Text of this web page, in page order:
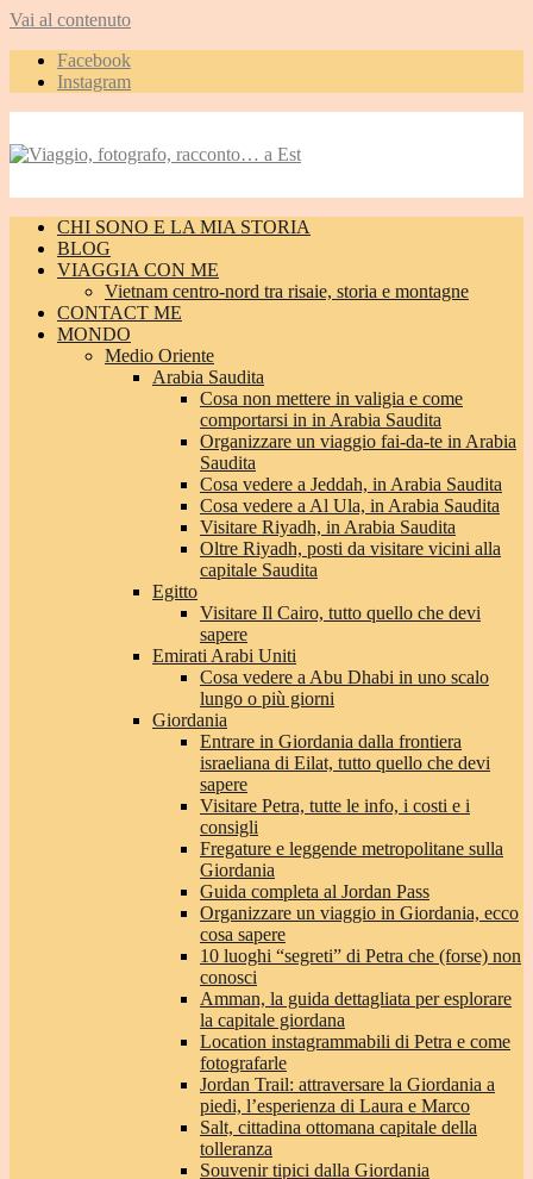
Vai al contenuto
Facebook
Instagram
CHI SONO E LA MIA STORIA
BLOG
VIAGGIA CON ME
Vietnam centro-nord tra risaie, storia e montagne
CONTACT ME
MONDO
Medio Oriente
Arabia Saudita
Cosa non mettere in valigia e come
comportarsi in in Arabia Saudita
Organizzare un viaggio fai-da-te in Arabia
Saudita
Cosa vedere a Jeddah, in Arabia Saudita
Cosa vedere a Al Ula, in Arabia Saudita
Visitare Riyadh, in Arabia Saudita
Oltre Riyadh, posti da visitare vicini alla
capitale Saudita
Egitto
Visitare Il Cairo, tutto quello che devi
sapere
Emirati Arabi Uniti
Cosa vedere a Abu Dhabi in uno scalo
lungo o più giorni
Giordania
Entrare in Giordania dalla frontiera
israeliana di Eilat, tutto quello che devi
sapere
Visitare Petra, tutte le info, i costi e i
consigli
Fregature e leggende metropolitane sulla
Giordania
Guida completa al Jordan Pass
Organizzare un viaggio in Giordania, ecco
cosa sapere
10 luoghi “segreti” di Petra che (forse) non
conosci
Amman, la guida dettagliata per esplorare
la capitale giordana
Location instagrammabili di Petra e come
fotografarle
Jordan Trail: attraversare la Giordania a
piedi, l’esperienza di Laura e Marco
Salt, cittadina ottomana capitale della
tolleranza
Souvenir tipici dalla Giordania